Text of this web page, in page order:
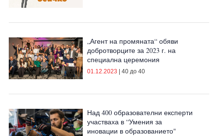
„Агент на промяната“ обяви
добротворците за 2023 г. на
специална церемония
01.12.2023 | 40 до 40
Над 400 образователни експерти
участваха в “Умения за
иновации в образованието"